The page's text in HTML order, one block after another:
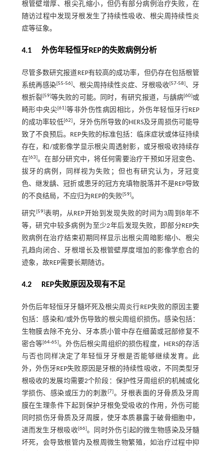
根管壁增厚、根尖孔缩小，但仍有部分病例治疗失败，在
随访过程中发现牙根发生了持续性吸收、根尖周持续性炎
症等征象。
4.1 外伤年轻恒牙REP的失败病例分析
尽管多数研究报道REP有较高的成功率，但仍存在包括根管
系统再感染[55-56]、根尖周持续性炎症、牙根吸收[57-58]、牙
根折裂[59]等失败的可能。同时，有研究报道，与龋病[60]或
畸形中央尖[61]等非外伤性病因相比，外伤年轻恒牙行REP
的成功率较低[62]，牙外伤所导致的HERS及牙周损伤可能导
致了不良预后。REP失败的标准包括：临床症状或体征持续
存在，和/或影像学显示根尖周透射影，或牙根吸收持续存
在[63]。在部分研究中，将任何需要治疗干预如牙冠变色、
拔牙的病例，同样视为失败；但也有研究认为，牙冠变
色、继发龋、冠折或患牙的冠方充填物脱落并不是REP导致
的不良结局，不应归为REP的失败[59]。
研究[59]表明，从REP开始到发现失败的时间为3周到8年不
等，研究中较多病例为至少2年后发现失败，即部分REP失
败病例在治疗结束初期同样显示出根尖周暗影缩小、根尖
孔趋向闭合、牙根增长及根管壁厚度增加的影像学愈合的
迹象，故REP需要长期随访。
4.2 REP失败原因及现有不足
外伤后年轻恒牙牙髓坏死及根尖周炎行REP失败的原因主要
包括：感染和/或外伤导致的根尖周组织损伤。感染包括：
生物膜去除不充分、牙本质小管中存在细菌或冠部修复不
密合等[64-65]。外伤后根尖周组织的损伤程度，HERS的存活
与否也同样决定了年轻恒牙牙根是否能够继续发育。此
外，外伤牙REP失败原因是牙根的持续性吸收，不同类型牙
根吸收的发展均需要2个阶段：保护性牙周组织的机械或化
学损伤、感染或压力的刺激[7]。牙根表面的牙骨质及牙周
膜在生理条件下起到保护牙根免受吸收的作用，外伤可能
同时损伤牙骨质及牙周膜，使牙本质暴露于破骨细胞中，
进而发生牙根吸收[66]。同时外伤引起的微生物感染及牙髓
坏死，会导致根管内及根周微生物繁殖，如治疗过程中抑